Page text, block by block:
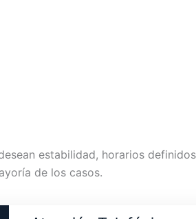
estabilidad, horarios
de los casos.